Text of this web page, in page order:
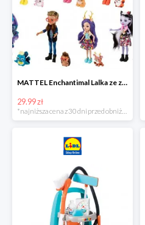
MATTEL Enchantimal Lalka ze zwierzątkiem
29.99 zł
*najniższa cena z 30 dni przed obniżką